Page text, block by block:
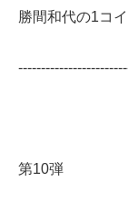
勝間和代の1コ
第10弾